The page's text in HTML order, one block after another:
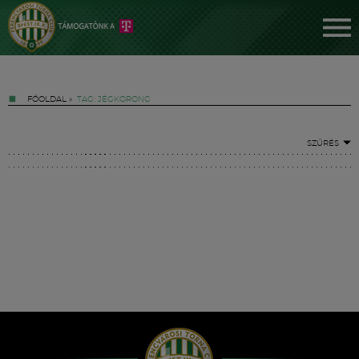
FŐOLDAL » TAG: JÉGKORONG
SZŰRÉS
Hírek